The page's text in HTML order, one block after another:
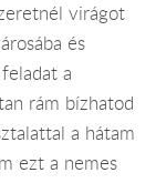
virágot
és
a
rám bízhatod
a hátam
ezt a nemes